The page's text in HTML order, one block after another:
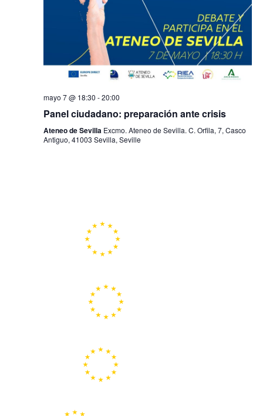
mayo 7 @ 18:30 -20:00
Panel ciudadano: preparación ante crisis
Ateneo de Sevilla Excmo. Ateneo de Sevilla. C. Orfila, 7, Casco
Antiguo, 41003 Sevilla, Seville